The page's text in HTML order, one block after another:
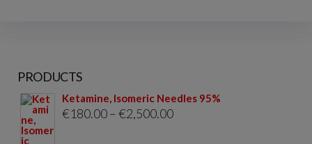
PRODUCTS
Ketamine, Isomeric Needles 95%
€180.00–€2,500.00Price